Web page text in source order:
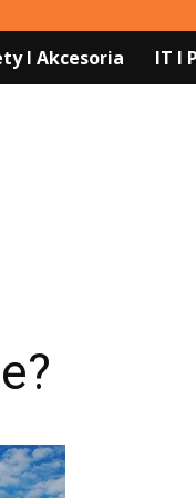
I Akcesoria IT I